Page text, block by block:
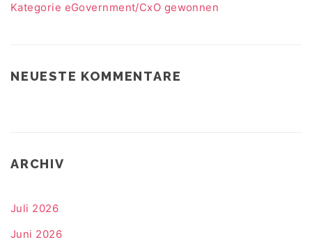
Kategorie eGovernment/CxO gewonnen
NEUESTE KOMMENTARE
ARCHIV
Juli 2026
Juni 2026